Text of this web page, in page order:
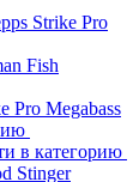
Strike Pro
Fish
Pro Megabass
в категорию
Stinger